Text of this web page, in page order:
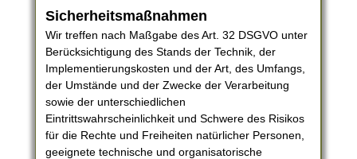
Sicherheitsmaßnahmen
Wir treffen nach Maßgabe des Art. 32 DSGVO unter
Berücksichtigung des Stands der Technik, der
Implementierungskosten und der Art, des Umfangs,
der Umstände und der Zwecke der Verarbeitung
sowie der unterschiedlichen
Eintrittswahrscheinlichkeit und Schwere des Risikos
für die Rechte und Freiheiten natürlicher Personen,
geeignete technische und organisatorische